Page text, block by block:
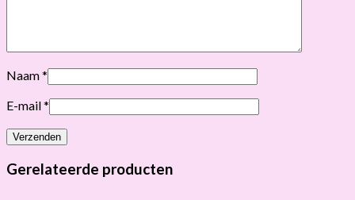
Naam*
E-mail*
Gerelateerde producten